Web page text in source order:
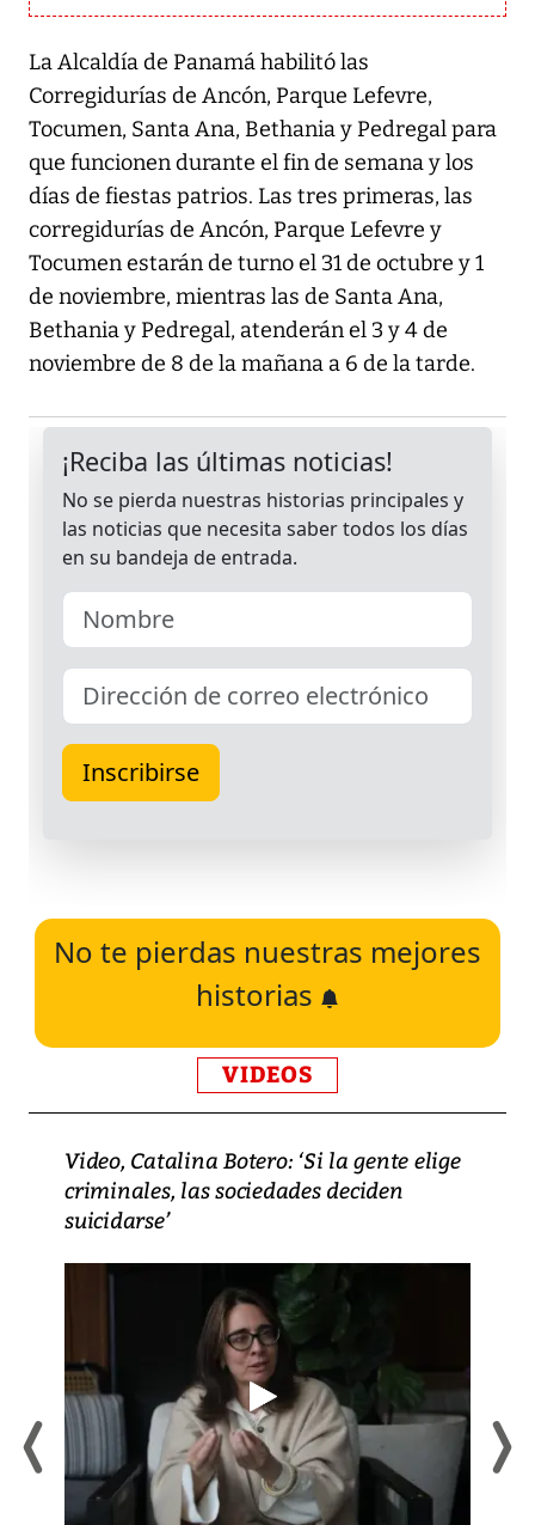
La Alcaldía de Panamá habilitó las
Corregidurías de Ancón, Parque Lefevre,
Tocumen, Santa Ana, Bethania y Pedregal para
que funcionen durante el fin de semana y los
días de fiestas patrios. Las tres primeras, las
corregidurías de Ancón, Parque Lefevre y
Tocumen estarán de turno el 31 de octubre y 1
de noviembre, mientras las de Santa Ana,
Bethania y Pedregal, atenderán el 3 y 4 de
noviembre de 8 de la mañana a 6 de la tarde.
No te pierdas nuestras mejores
historias
VIDEOS
Video, Catalina Botero: ‘Si la gente elige
criminales, las sociedades deciden
suicidarse’